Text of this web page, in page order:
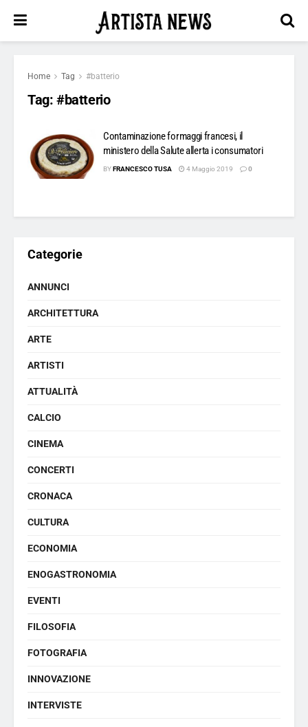
Home Tag #batterio
Tag: #batterio
Contaminazione formaggi francesi, il
ministero della Salute allerta i consumatori
BYFRANCESCO TUSA 4 Maggio 2019 0
Categorie
ANNUNCI
ARCHITETTURA
ARTE
ARTISTI
ATTUALITÀ
CALCIO
CINEMA
CONCERTI
CRONACA
CULTURA
ECONOMIA
ENOGASTRONOMIA
EVENTI
FILOSOFIA
FOTOGRAFIA
INNOVAZIONE
INTERVISTE